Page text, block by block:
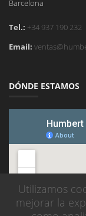
Barcelona
Tel.: +34 937 190 232
Email:
DÓNDE ESTAMOS
Utilizamos
mejorar la